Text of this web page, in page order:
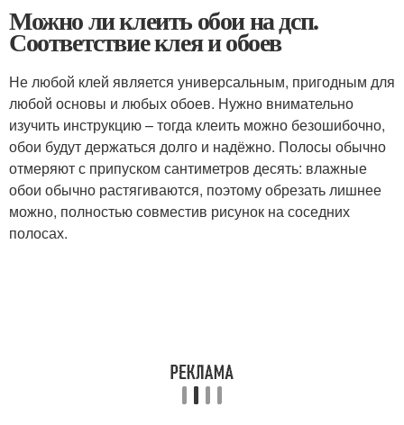
Можно ли клеить обои на дсп.
Соответствие клея и обоев
Не любой клей является универсальным, пригодным для
любой основы и любых обоев. Нужно внимательно
изучить инструкцию – тогда клеить можно безошибочно,
обои будут держаться долго и надёжно. Полосы обычно
отмеряют с припуском сантиметров десять: влажные
обои обычно растягиваются, поэтому обрезать лишнее
можно, полностью совместив рисунок на соседних
полосах.